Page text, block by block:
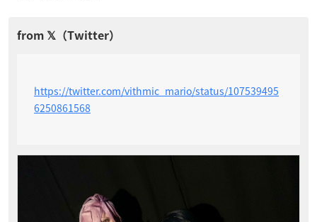
https://twitter.com/vithmic_mario/status/107539495
6250861568